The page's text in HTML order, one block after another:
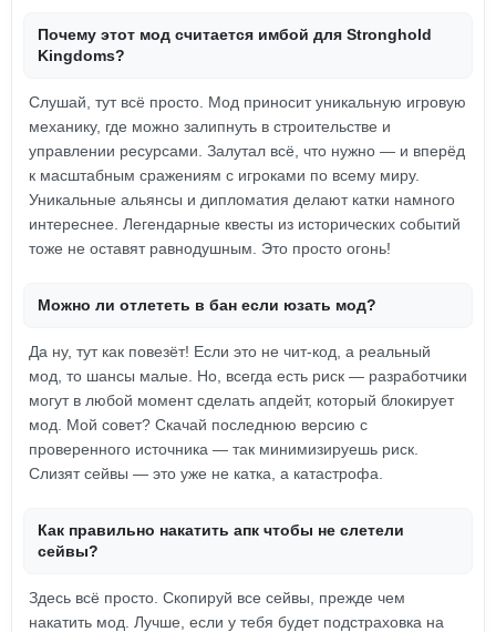
Почему этот мод считается имбой для Stronghold
Kingdoms?
Слушай, тут всё просто. Мод приносит уникальную игровую
механику, где можно залипнуть в строительстве и
управлении ресурсами. Залутал всё, что нужно — и вперёд
к масштабным сражениям с игроками по всему миру.
Уникальные альянсы и дипломатия делают катки намного
интереснее. Легендарные квесты из исторических событий
тоже не оставят равнодушным. Это просто огонь!
Можно ли отлететь в бан если юзать мод?
Да ну, тут как повезёт! Если это не чит-код, а реальный
мод, то шансы малые. Но, всегда есть риск — разработчики
могут в любой момент сделать апдейт, который блокирует
мод. Мой совет? Скачай последнюю версию с
проверенного источника — так минимизируешь риск.
Слизят сейвы — это уже не катка, а катастрофа.
Как правильно накатить апк чтобы не слетели
сейвы?
Здесь всё просто. Скопируй все сейвы, прежде чем
накатить мод. Лучше, если у тебя будет подстраховка на